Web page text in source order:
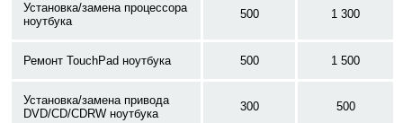
Установка/замена процессора
ноутбука
500 1 300
Ремонт TouchPad ноутбука 500 1 500
Установка/замена привода
DVD/CD/CDRW ноутбука
300 500